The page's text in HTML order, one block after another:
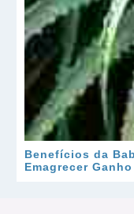
Benefícios da
Emagrecer